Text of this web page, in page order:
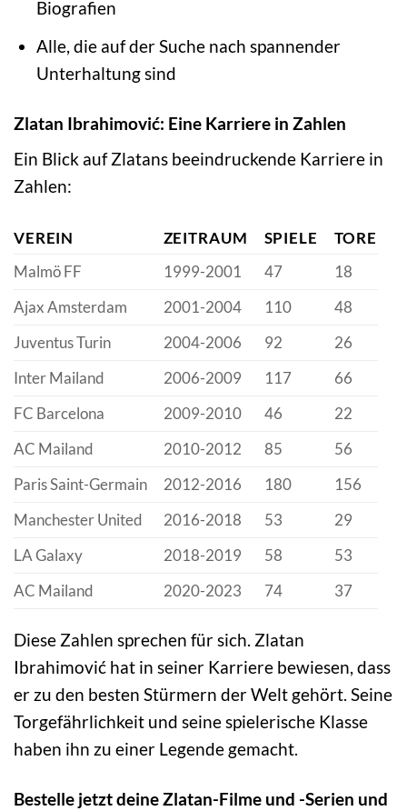
Biografien
Alle, die auf der Suche nach spannender
Unterhaltung sind
Zlatan Ibrahimović: Eine Karriere in Zahlen
Ein Blick auf Zlatans beeindruckende Karriere in
Zahlen:
VEREIN ZEITRAUM SPIELE
TORE
Malmö FF
1999-2001 47
18
Ajax Amsterdam
2001-2004 110
48
Juventus Turin
2004-2006 92
26
Inter Mailand
2006-2009 117
66
FC Barcelona
2009-2010 46
22
AC Mailand
2010-2012 85
56
Paris Saint-Germain
2012-2016 180
156
Manchester United
2016-2018 53
29
LA Galaxy
2018-2019 58
53
AC Mailand
2020-2023 74 37
Diese Zahlen sprechen für sich. Zlatan
Ibrahimović hat in seiner Karriere bewiesen, dass
er zu den besten Stürmern der Welt gehört. Seine
Torgefährlichkeit und seine spielerische Klasse
haben ihn zu einer Legende gemacht.
Bestelle jetzt deine Zlatan-Filme und -Serien und